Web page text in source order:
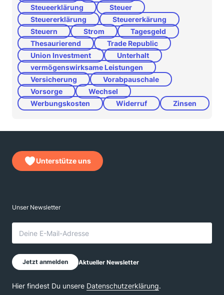
Steueerklärung
Steuer
Steuererklärung
Steuererkärung
Steuern
Strom
Tagesgeld
Thesaurierend
Trade Republic
Union Investment
Unterhalt
vermögenswirksame Leistungen
Versicherung
Vorabpauschale
Vorsorge
Wechsel
Werbungskosten
Widerruf Zinsen
Unterstütze uns